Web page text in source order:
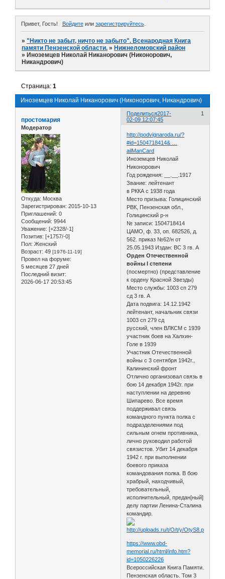
Привет, Гость! Войдитеили зарегистрируйтесь.
»"Никто не забыт, ничто не забыто". Всенародная Книга
памяти Пензенской области. » Нижнеломовский район
» Иноземцев Николай Никанорович (Никонорович,
Никандрович)
Иноземцев Николай Никанорович (Никонорович, Никандрович)
Страница:1
Поделиться 1
2017-
02-09 12:07:45
простомария
Модератор
Откуда: Москва
Зарегистрирован: 2015-10-13
Приглашений: 0
Сообщений: 9944
Уважение: [+2328/-1]
Позитив: [+1757/-0]
Пол: Женский
Возраст: 49 [1976-11-19]
Провел на форуме:
5 месяцев 27 дней
Последний визит:
2026-06-17 20:53:45
http://podvignaroda.ru/?
#id=1504718414& …
ailManCard
Иноземцев Николай
Никонорович
Год рождения: __.__.1917
Звание: лейтенант
в РККА с 1938 года
Место призыва: Голицинский
РВК, Пензенская обл.,
Голицинский р-н
№ записи: 1504718414
ЦАМО, ф. 33, оп. 682526, д.
562. приказ №62/н от
25.05.1943 Издан: ВС 3 гв. А
Орден Отечественной
войны I степени
(посмертно) (представление
к ордену Красной Звезды)
Место службы: 1003 сп 279
сд 3 гв. А
Дата подвига: 14.12.1942
лейтенант, начальник связи
1003 сп 279 сд
русский, член ВЛКСМ с 1939
участник боев на Халхин-
Голе в 1939
Участник Отечественной
войны с 3 сентября 1942г.,
Калининский фронт
Отлично организовал связь в
бою 14 декабря 1942г. при
наступлении на деревню
Шипарево. Все время
поддерживал связь
командного пункта полка с
подразделениями под
сильным огнем противника,
лично руководил работой
связистов. Убит 14 декабря
1942 г. при выполнении
боевого приказа
командования полка. В бою
храбрый, находчивый,
требовательный,
исполнительный, предан[ный]
делу партии Ленина-Сталина
командир.
https://www.obd-
memorial.ru/html/info.htm?
id=1050226226
Всероссийская Книга Памяти.
Пензенская область. Том 3